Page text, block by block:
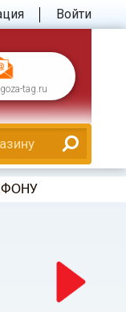
Войти
tag.ru